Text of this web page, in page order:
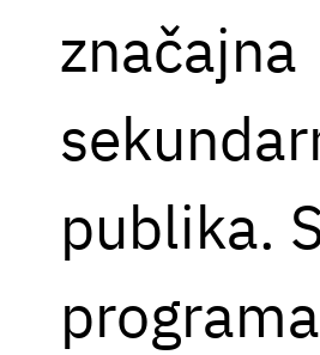
značajna
publika.